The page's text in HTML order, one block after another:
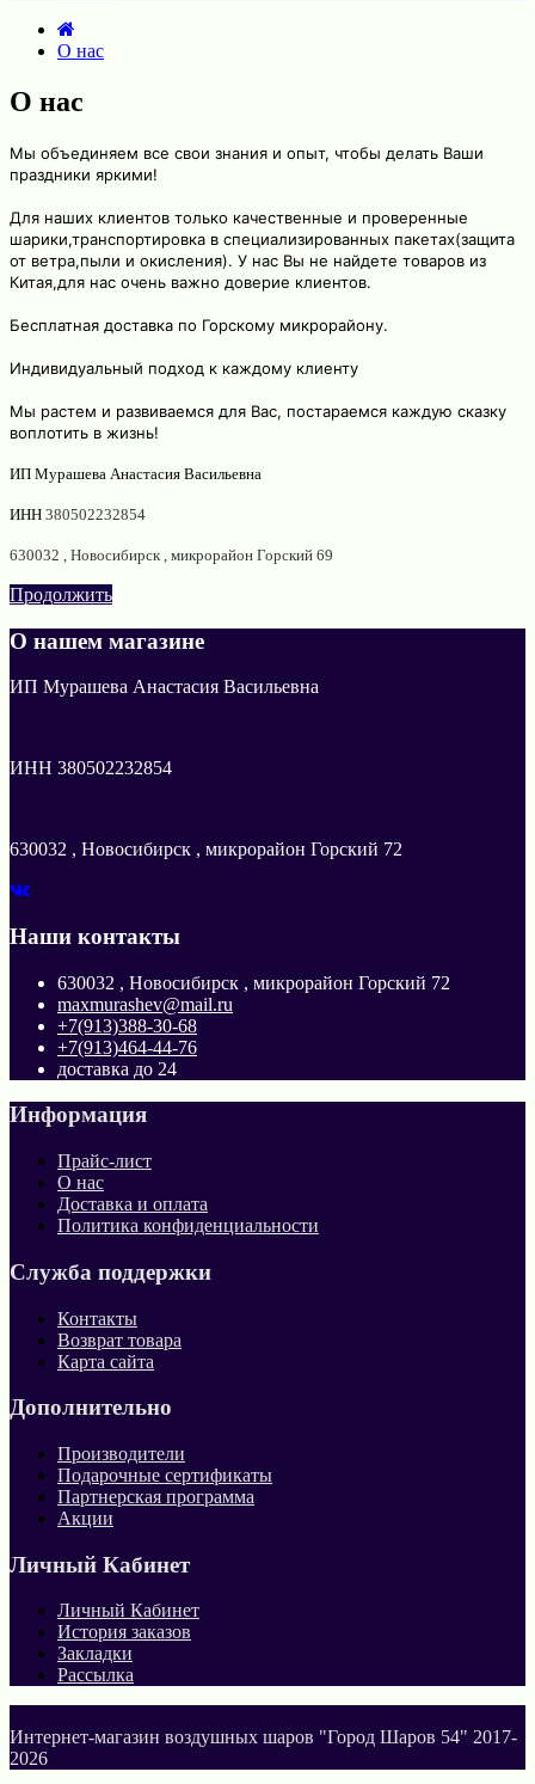
О нас
О нас
Мы объединяем все свои знания и опыт, чтобы делать Ваши
праздники яркими!
Для наших клиентов только качественные и проверенные
шарики,транспортировка в специализированных пакетах(защита
от ветра,пыли и окисления). У нас Вы не найдете товаров из
Китая,для нас очень важно доверие клиентов.
Бесплатная доставка по Горскому микрорайону.
Индивидуальный подход к каждому клиенту
Мы растем и развиваемся для Вас, постараемся каждую сказку
воплотить в жизнь!
ИП Мурашева Анастасия Васильевна
ИНН 380502232854
630032 , Новосибирск , микрорайон Горский 69
Продолжить
О нашем магазине
ИП Мурашева Анастасия Васильевна
ИНН 380502232854
630032 , Новосибирск , микрорайон Горский 72
Наши контакты
630032 , Новосибирск , микрорайон Горский 72
maxmurashev@mail.ru
+7(913)388-30-68
+7(913)464-44-76
доставка до 24
Информация
Прайс-лист
О нас
Доставка и оплата
Политика конфиденциальности
Служба поддержки
Контакты
Возврат товара
Карта сайта
Дополнительно
Производители
Подарочные сертификаты
Партнерская программа
Акции
Личный Кабинет
Личный Кабинет
История заказов
Закладки
Рассылка
Интернет-магазин воздушных шаров "Город Шаров 54" 2017-
2026